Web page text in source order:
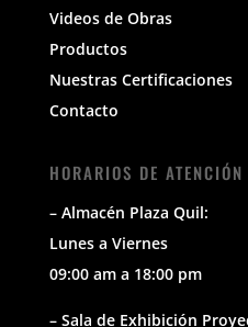
Videos de Obras
Productos
Nuestras Certificaciones
Contacto
HORARIOS DE ATENCIÓN
– Almacén Plaza Quil:
Lunes a Viernes
09:00 am a 18:00 pm
– Sala de Exhibición